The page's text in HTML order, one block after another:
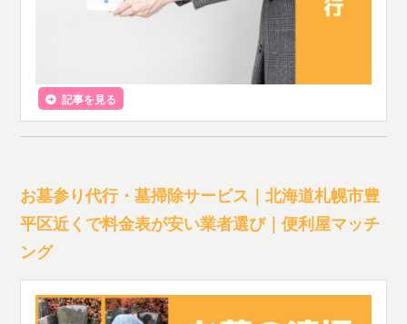
記事を見る
お墓参り代行・墓掃除サービス｜北海道札幌市豊
平区近くで料金表が安い業者選び｜便利屋マッチ
ング